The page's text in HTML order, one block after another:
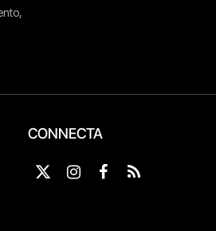
CONNECTA
X
InstagramFacebook
RSS